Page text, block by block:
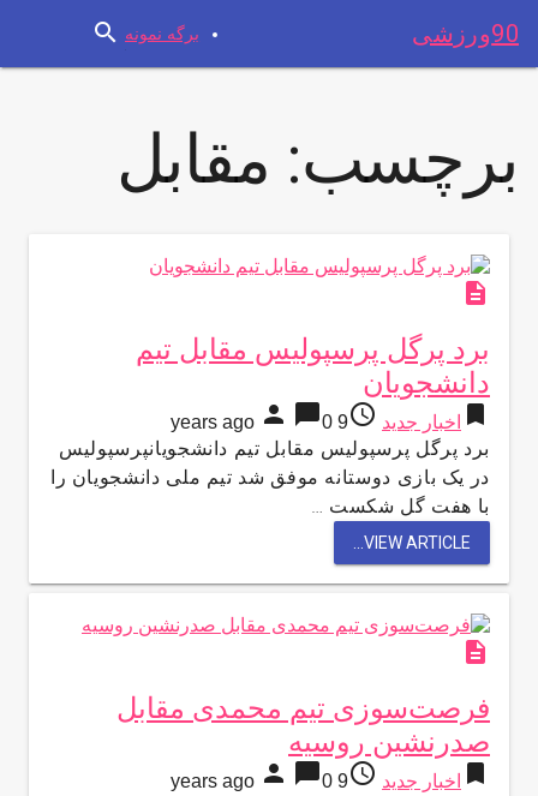
90ورزشی برگه نمونه search
برچسب: مقابل
description
برد پرگل پرسپولیس مقابل تیم
دانشجویان
bookmark اخبار جدید access_time
9 years ago
person chat_bubble0
برد پرگل پرسپولیس مقابل تیم دانشجویانپرسپولیس
در یک بازی دوستانه موفق شد تیم ملی دانشجویان را
با هفت گل شکست …
VIEW ARTICLE...
description
فرصت‌سوزی تیم محمدی مقابل
صدرنشین روسیه
bookmark اخبار جدید access_time
9 years ago
person chat_bubble0